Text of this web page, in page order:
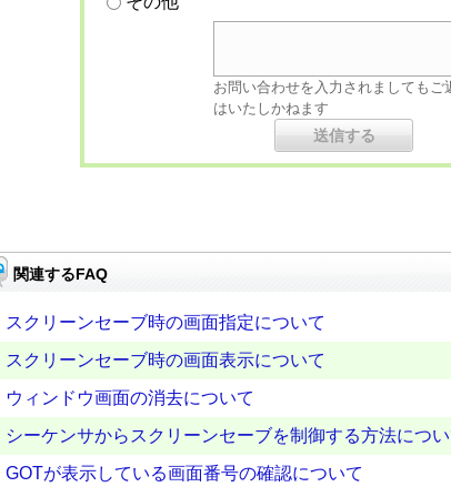
お問い合わせを入力されましてもご
はいたしかねます
関連するFAQ
スクリーンセーブ時の画面指定について
スクリーンセーブ時の画面表示について
ウィンドウ画面の消去について
シーケンサからスクリーンセーブを制御する方法につ
GOTが表示している画面番号の確認について